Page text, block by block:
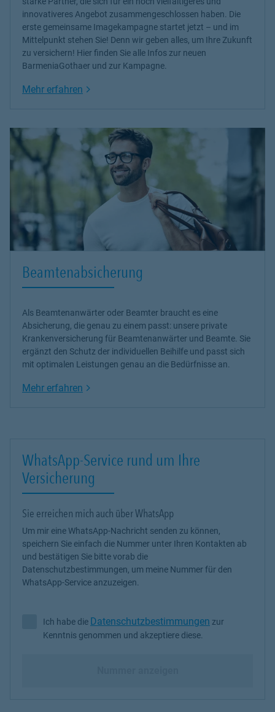
innovativeres Angebot zusammengeschlossen haben. Die
erste gemeinsame Imagekampagne startet jetzt – und im
Mittelpunkt stehen Sie! Denn wir geben alles, um Ihre Zukunft
zu versichern! Hier finden Sie alle Infos zur neuen
BarmeniaGothaer und zur Kampagne.
Mehr erfahren Link Opens in New Tab
Beamtenabsicherung
Als Beamtenanwärter oder Beamter braucht es eine
Absicherung, die genau zu einem passt: unsere private
Krankenversicherung für Beamtenanwärter und Beamte. Sie
ergänzt den Schutz der individuellen Beihilfe und passt sich
mit optimalen Leistungen genau an die Bedürfnisse an.
Mehr erfahren Link Opens in New Tab
WhatsApp-Service rund um Ihre
Versicherung
Sie erreichen mich auch über WhatsApp
Um mir eine WhatsApp-Nachricht senden zu können,
speichern Sie einfach die Nummer unter Ihren Kontakten ab
und bestätigen Sie bitte vorab die
Datenschutzbestimmungen, um meine Nummer für den
WhatsApp-Service anzuzeigen.
Ich habe die Datenschutzbestimmungen zur Kenntnis
Ich habe die Datenschutzbestimmungen zur
Kenntnis genommen und akzeptiere diese.